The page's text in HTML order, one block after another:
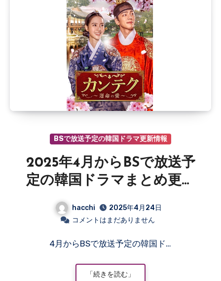
BSで放送予定の韓国ドラマ更新情報
2025年4月からBSで放送予
定の韓国ドラマまとめ更新
hacchi
2025年4月24日
コメントはまだありません
4月からBSで放送予定の韓国ド…
「続きを読む」